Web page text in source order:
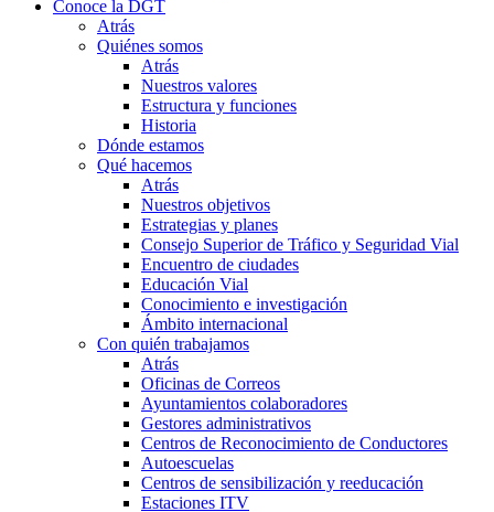
Conoce la DGT
Atrás
Quiénes somos
Atrás
Nuestros valores
Estructura y funciones
Historia
Dónde estamos
Qué hacemos
Atrás
Nuestros objetivos
Estrategias y planes
Consejo Superior de Tráfico y Seguridad Vial
Encuentro de ciudades
Educación Vial
Conocimiento e investigación
Ámbito internacional
Con quién trabajamos
Atrás
Oficinas de Correos
Ayuntamientos colaboradores
Gestores administrativos
Centros de Reconocimiento de Conductores
Autoescuelas
Centros de sensibilización y reeducación
Estaciones ITV